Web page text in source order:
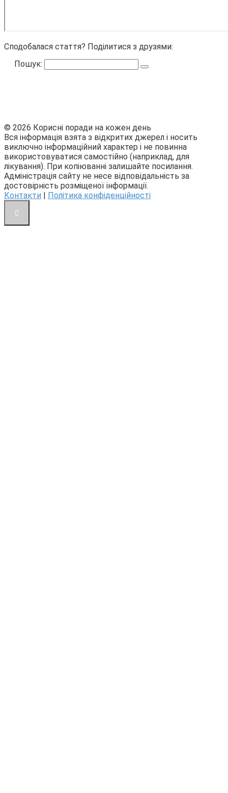
Сподобалася стаття? Поділитися з друзями:
Пошук:
© 2026 Корисні поради на кожен день
Вся інформація взята з відкритих джерел і носить
виключно інформаційний характер і не повинна
використовуватися самостійно (наприклад, для
лікування). При копіюванні залишайте посилання.
Адміністрація сайту не несе відповідальність за
достовірність розміщеної інформації.
Контакти | Політика конфіденційності